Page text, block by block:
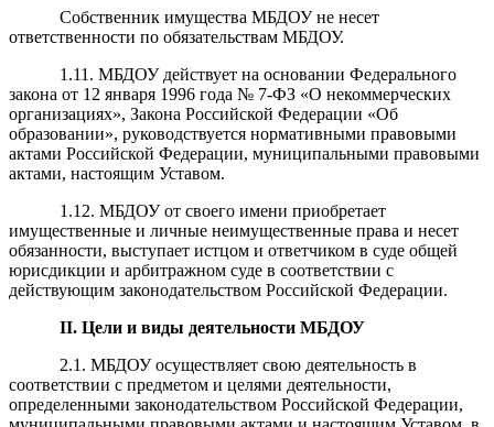
Собственник имущества МБДОУ не несет
ответственности по обязательствам МБДОУ.
1.11. МБДОУ действует на основании Федерального
закона от 12 января 1996 года № 7-ФЗ «О некоммерческих
организациях», Закона Российской Федерации «Об
образовании», руководствуется нормативными правовыми
актами Российской Федерации, муниципальными правовыми
актами, настоящим Уставом.
1.12. МБДОУ от своего имени приобретает
имущественные и личные неимущественные права и несет
обязанности, выступает истцом и ответчиком в суде общей
юрисдикции и арбитражном суде в соответствии с
действующим законодательством Российской Федерации.
II. Цели и виды деятельности МБДОУ
2.1. МБДОУ осуществляет свою деятельность в
соответствии с предметом и целями деятельности,
определенными законодательством Российской Федерации,